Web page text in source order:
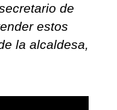
de
estos
la alcaldesa,